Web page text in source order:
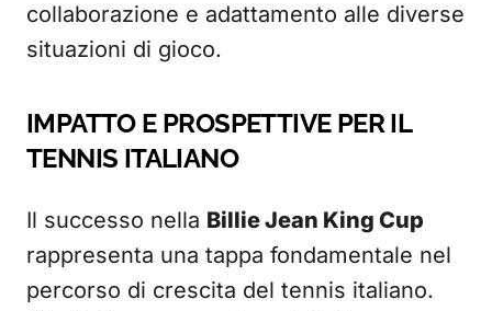
collaborazione e adattamento alle diverse
situazioni di gioco.
IMPATTO E PROSPETTIVE PER IL
TENNIS ITALIANO
Il successo nella Billie Jean King Cup
rappresenta una tappa fondamentale nel
percorso di crescita del tennis italiano.